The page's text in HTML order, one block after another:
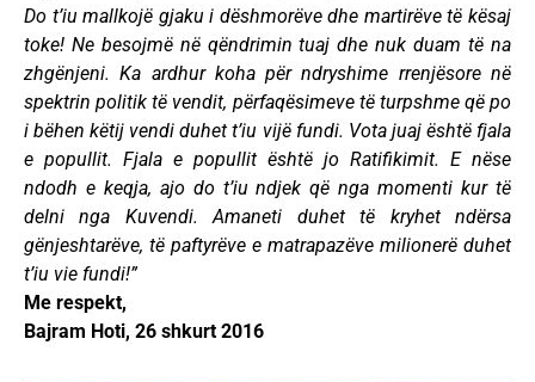
Do t’iu mallkojë gjaku i dëshmorëve dhe martirëve të kësaj
toke! Ne besojmë në qëndrimin tuaj dhe nuk duam të na
zhgënjeni. Ka ardhur koha për ndryshime rrenjësore në
spektrin politik të vendit, përfaqësimeve të turpshme që po
i bëhen këtij vendi duhet t’iu vijë fundi. Vota juaj është fjala
e popullit. Fjala e popullit është jo Ratifikimit. E nëse
ndodh e keqja, ajo do t’iu ndjek që nga momenti kur të
delni nga Kuvendi. Amaneti duhet të kryhet ndërsa
gënjeshtarëve, të paftyrëve e matrapazëve milionerë duhet
t’iu vie fundi!”
Me respekt,
Bajram Hoti, 26 shkurt 2016